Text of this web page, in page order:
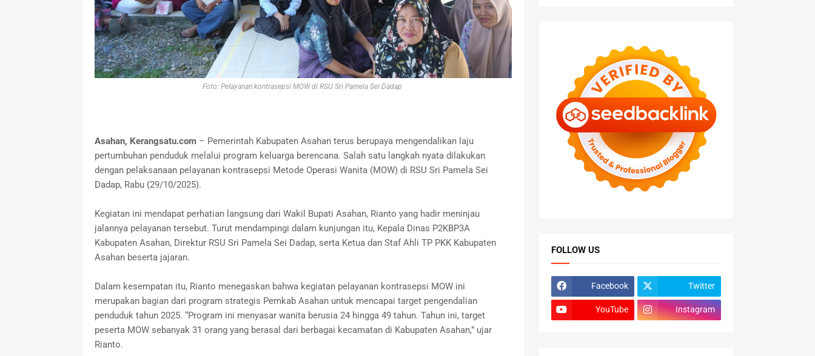
Foto: Pelayanan kontrasepsi MOW di RSU Sri Pamela Sei Dadap
Asahan, Kerangsatu.com – Pemerintah Kabupaten Asahan terus berupaya mengendalikan laju
pertumbuhan penduduk melalui program keluarga berencana. Salah satu langkah nyata dilakukan
dengan pelaksanaan pelayanan kontrasepsi Metode Operasi Wanita (MOW) di RSU Sri Pamela Sei
Dadap, Rabu (29/10/2025).
Kegiatan ini mendapat perhatian langsung dari Wakil Bupati Asahan, Rianto yang hadir meninjau
jalannya pelayanan tersebut. Turut mendampingi dalam kunjungan itu, Kepala Dinas P2KBP3A
Kabupaten Asahan, Direktur RSU Sri Pamela Sei Dadap, serta Ketua dan Staf Ahli TP PKK Kabupaten
Asahan beserta jajaran.
Dalam kesempatan itu, Rianto menegaskan bahwa kegiatan pelayanan kontrasepsi MOW ini
merupakan bagian dari program strategis Pemkab Asahan untuk mencapai target pengendalian
penduduk tahun 2025. “Program ini menyasar wanita berusia 24 hingga 49 tahun. Tahun ini, target
peserta MOW sebanyak 31 orang yang berasal dari berbagai kecamatan di Kabupaten Asahan,” ujar
Rianto.
FOLLOW US
Facebook Twitter
YouTube Instagram